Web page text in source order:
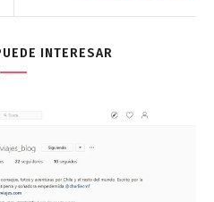
INTERESAR